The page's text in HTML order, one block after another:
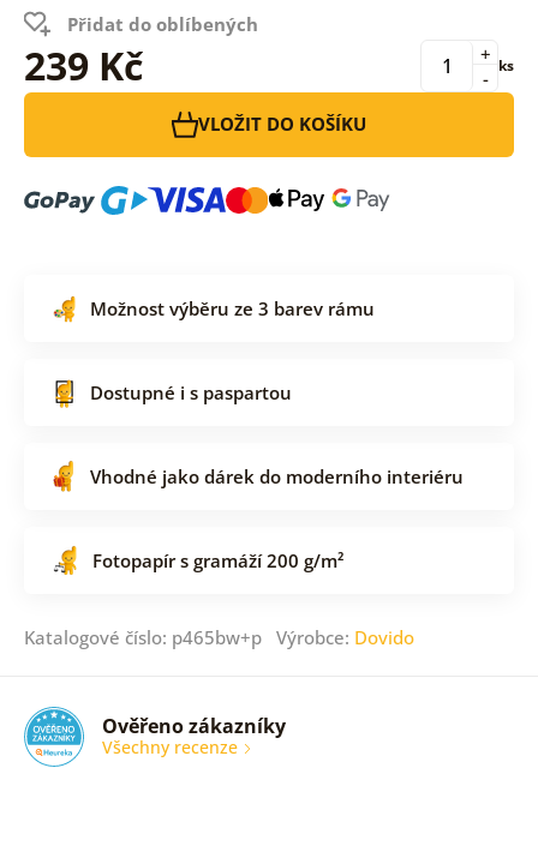
Přidat do oblíbených
239 Kč -
+ ks
VLOŽIT DO KOŠÍKU
Možnost výběru ze 3 barev rámu
Dostupné i s paspartou
Vhodné jako dárek do moderního interiéru
Fotopapír s gramáží 200 g/m²
Katalogové číslo: p465bw+p Výrobce: Dovido
Ověřeno zákazníky
Všechny recenze